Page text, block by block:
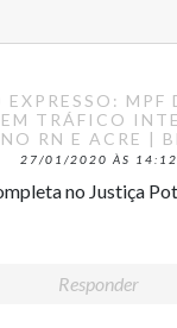
EXPRESSO: MPF
TRÁFICO
RN E ACRE |
27/01/2020 ÀS 14:12
no Justiça
Responder